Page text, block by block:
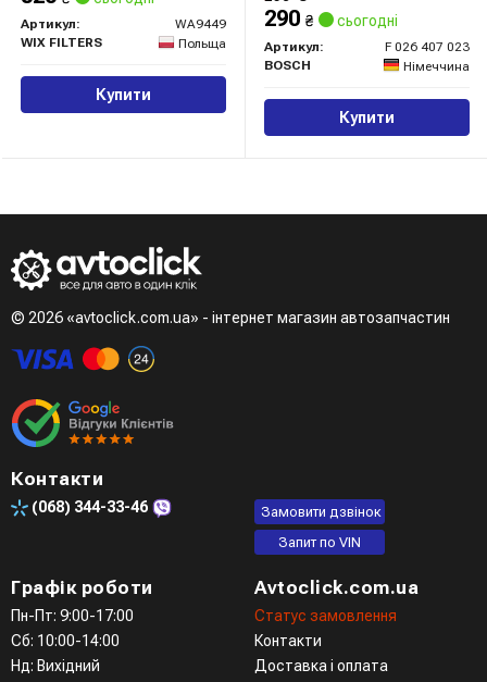
Артикул:
WA9449
WIX FILTERS
Польща
Купити
290 ₴ сьогодні
Артикул:
F 026 407 023
BOSCH
Німеччина
Купити
© 2026 «avtoclick.com.ua» - інтернет магазин автозапчастин
Контакти
(068) 344-33-46
Замовити дзвінок
Запит по VIN
Графік роботи
Пн-Пт: 9:00-17:00
Сб: 10:00-14:00
Нд: Вихідний
Avtoclick.com.ua
Статус замовлення
Контакти
Доставка і оплата